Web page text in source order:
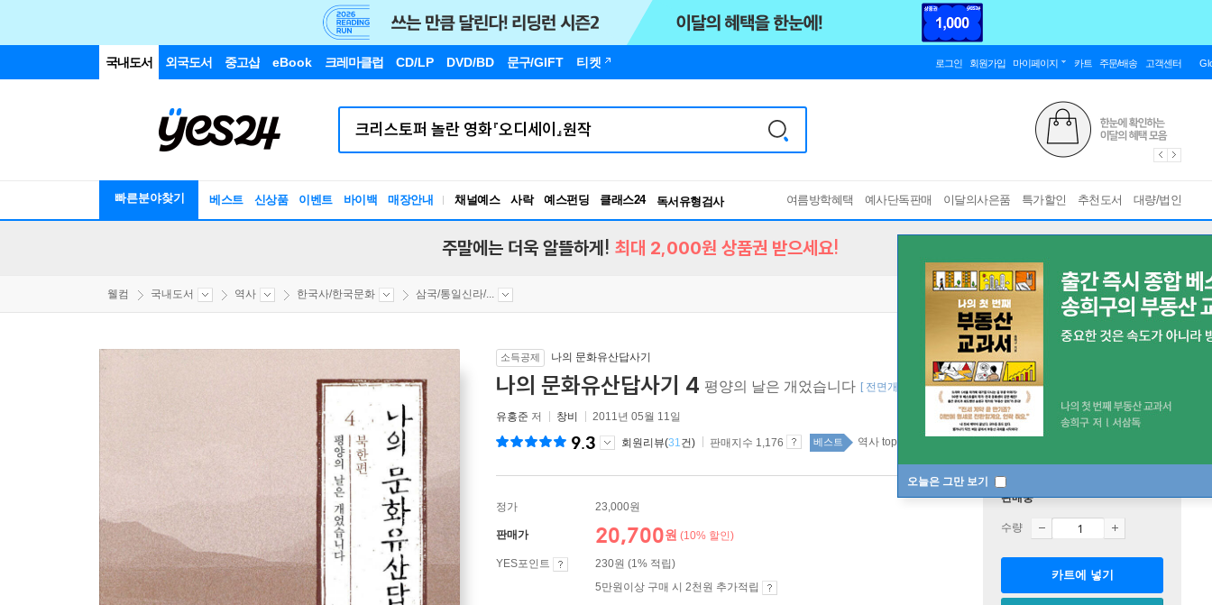
국내도서 외국도서 중고샵 eBook 크레마클럽 CD/LP DVD/BD 문구/GIFT 티켓 로그인 회원가입 마이페이지 카트 주문/배송 고객센터
빠른분야찾기 베스트 신상품 이벤트 바이백 매장안내 채널예스 사락 예스펀딩 클래스24
독서유형검사
RBTI Lab
여름방학혜택 예사단독판매 이달의사은품 특가할인 추천도서 대량/법인
오늘은 그만 보기
주말에는 더욱 알뜰하게! 최대 2,000원 상품권 받으세요!
웰컴 국내도서 역사 한국사/한국문화 삼국/통일신라/...
소득공제 나의 문화유산답사기
나의 문화유산답사기 4 평양의 날은 개었습니다 [ 전면개정판 ]
유홍준 저 창비 2011년 05월 11일
9.3 회원리뷰(31건) 판매지수 1,176 베스트 역사 top20 25주
정가 23,000원
판매가 20,700원 (10% 할인)
YES포인트
230원 (1% 적립)
5만원이상 구매 시 2천원 추가적립
판매중
수량
카트에 넣기